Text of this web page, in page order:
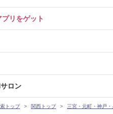
リをゲット
ロン
トップ 関西トップ 三宮・元町・神戸